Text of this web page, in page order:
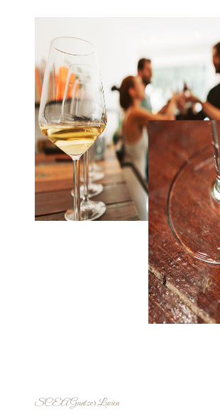
SCEA Gantzer Lucien